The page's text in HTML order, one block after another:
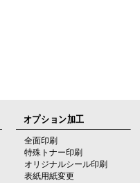
オプション加工
全面印刷
特殊トナー印刷
オリジナルシール印刷
表紙用紙変更